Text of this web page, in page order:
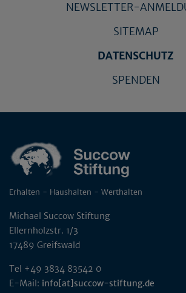
NEWSLETTER-
SITEMAP
DATENSCHUTZ
SPENDEN
Erhalten - Haushalten - Werthalten
Michael Succow Stiftung
Ellernholzstr. 1/3
17489 Greifswald
Tel +49 3834 83542 0
E-Mail: info[at]succow-stiftung.de